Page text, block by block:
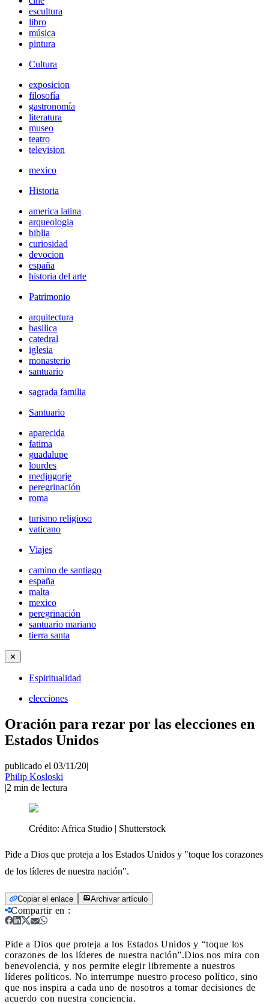
escultura
libro
música
pintura
Cultura
exposicion
filosofía
gastronomía
literatura
museo
teatro
television
mexico
Historia
america latina
arqueologia
biblia
curiosidad
devocion
españa
historia del arte
Patrimonio
arquitectura
basilica
catedral
iglesia
monasterio
santuario
sagrada familia
Santuario
aparecida
fatima
guadalupe
lourdes
medjugorje
peregrinación
roma
turismo religioso
vaticano
Viajes
camino de santiago
españa
malta
mexico
peregrinación
santuario mariano
tierra santa
✕
Espiritualidad
elecciones
Oración para rezar por las elecciones en
Estados Unidos
publicado el 03/11/20|
Philip Kosloski
|2 min de lectura
Crédito: Africa Studio | Shutterstock
Pide a Dios que proteja a los Estados Unidos y "toque los corazones
de los líderes de nuestra nación".
Copiar el enlace Archivar artículo
Compartir en :
Pide a Dios que proteja a los Estados Unidos y “toque los
corazones de los líderes de nuestra nación”.Dios nos mira con
benevolencia, y nos permite elegir libremente a nuestros
líderes políticos. No interrumpe nuestro proceso político, sino
que nos inspira a cada uno de nosotros a tomar decisiones de
acuerdo con nuestra conciencia.